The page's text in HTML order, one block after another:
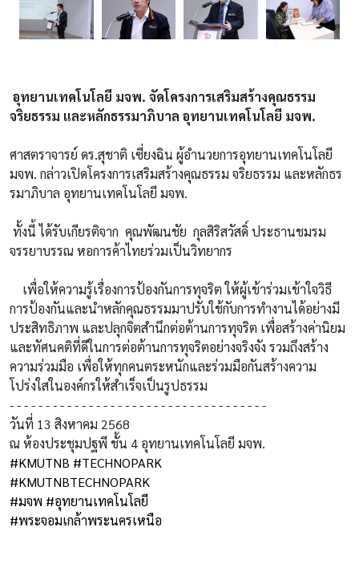
อุทยานเทคโนโลยี มจพ. จัดโครงการเสริมสร้างคุณธรรม
จริยธรรม และหลักธรรมาภิบาล อุทยานเทคโนโลยี มจพ.
ศาสตราจารย์ ดร.สุชาติ เซี่ยงฉิน ผู้อำนวยการอุทยานเทคโนโลยี
มจพ. กล่าวเปิดโครงการเสริมสร้างคุณธรรม จริยธรรม และหลักธร
รมาภิบาล อุทยานเทคโนโลยี มจพ.
ทั้งนี้ ได้รับเกียรติจาก คุณพัฒนชัย กุลสิริสวัสดิ์ ประธานชมรม
จรรยาบรรณ หอการค้าไทยร่วมเป็นวิทยากร
เพื่อให้ความรู้เรื่องการป้องกันการทุจริต ให้ผู้เข้าร่วมเข้าใจวิธี
การป้องกันและนำหลักคุณธรรมมาปรับใช้กับการทำงานได้อย่างมี
ประสิทธิภาพ และปลุกจิตสำนึกต่อต้านการทุจริต เพื่อสร้างค่านิยม
และทัศนคติที่ดีในการต่อต้านการทุจริตอย่างจริงจัง รวมถึงสร้าง
ความร่วมมือ เพื่อให้ทุกคนตระหนักและร่วมมือกันสร้างความ
โปร่งใสในองค์กรให้สำเร็จเป็นรูปธรรม
- - - - - - - - - - - - - - - - - - - - - - - - - - - - - - - - - - - -
วันที่ 13 สิงหาคม 2568
ณ ห้องประชุมปฐพี ชั้น 4 อุทยานเทคโนโลยี มจพ.
#KMUTNB #TECHNOPARK
#KMUTNBTECHNOPARK
#มจพ #อุทยานเทคโนโลยี
#พระจอมเกล้าพระนครเหนือ